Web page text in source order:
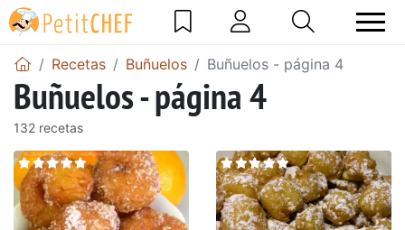
Recetas Buñuelos Buñuelos - página 4
Buñuelos - página 4
132 recetas